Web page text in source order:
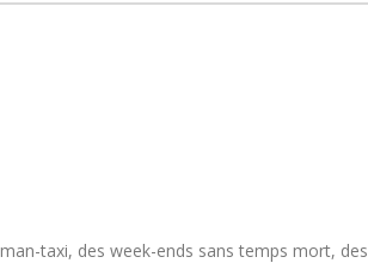
taxi, des week-ends sans temps mort, des